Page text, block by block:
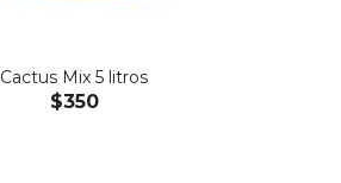
Cactus Mix 5 litros
$350